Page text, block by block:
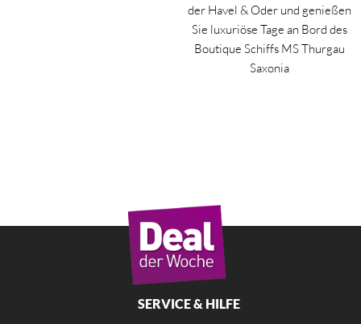
der Havel & Oder und genießen
Sie luxuriöse Tage an Bord des
Boutique Schiffs MS Thurgau
Saxonia
SERVICE & HILFE